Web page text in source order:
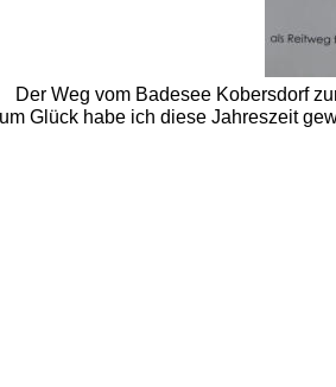
Der Weg vom Badesee Kobersdorf
Glück habe ich diese Jahreszeit